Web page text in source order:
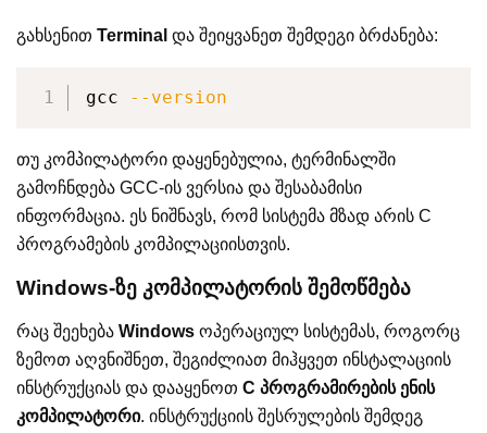
გახსენით Terminal და შეიყვანეთ შემდეგი ბრძანება:
gcc --version
თუ კომპილატორი დაყენებულია, ტერმინალში
გამოჩნდება GCC-ის ვერსია და შესაბამისი
ინფორმაცია. ეს ნიშნავს, რომ სისტემა მზად არის C
პროგრამების კომპილაციისთვის.
Windows-ზე კომპილატორის შემოწმება
რაც შეეხება Windows ოპერაციულ სისტემას, როგორც
ზემოთ აღვნიშნეთ, შეგიძლიათ მიჰყვეთ ინსტალაციის
ინსტრუქციას და დააყენოთ C პროგრამირების ენის
კომპილატორი. ინსტრუქციის შესრულების შემდეგ